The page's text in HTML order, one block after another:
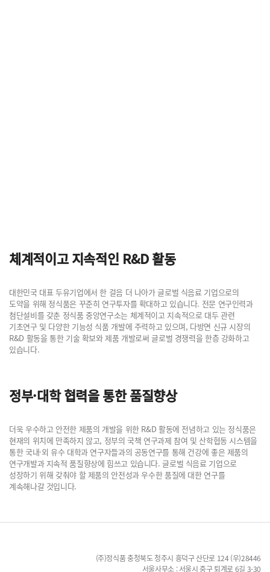
체계적이고 지속적인 R&D 활동
대한민국 대표 두유기업에서 한 걸음 더 나아가 글로벌 식음료 기업으로의
도약을 위해 정식품은 꾸준히 연구투자를 확대하고 있습니다. 전문 연구인력과
첨단설비를 갖춘 정식품 중앙연구소는 체계적이고 지속적으로 대두 관련
기초연구 및 다양한 기능성 식품 개발에 주력하고 있으며, 다방면 신규 시장의
R&D 활동을 통한 기술 확보와 제품 개발로써 글로벌 경쟁력을 한층 강화하고
있습니다.
정부·대학 협력을 통한 품질향상
더욱 우수하고 안전한 제품의 개발을 위한 R&D 활동에 전념하고 있는 정식품은
현재의 위치에 만족하지 않고, 정부의 국책 연구과제 참여 및 산학협동 시스템을
통한 국내·외 유수 대학과 연구자들과의 공동연구를 통해 건강에 좋은 제품의
연구개발과 지속적 품질향상에 힘쓰고 있습니다. 글로벌 식음료 기업으로
성장하기 위해 갖춰야 할 제품의 안전성과 우수한 품질에 대한 연구를
계속해나갈 것입니다.
(주)정식품 충청북도 청주시 흥덕구 산단로 124 (우)28446
서울사무소 : 서울시 중구 퇴계로 6길 3-30